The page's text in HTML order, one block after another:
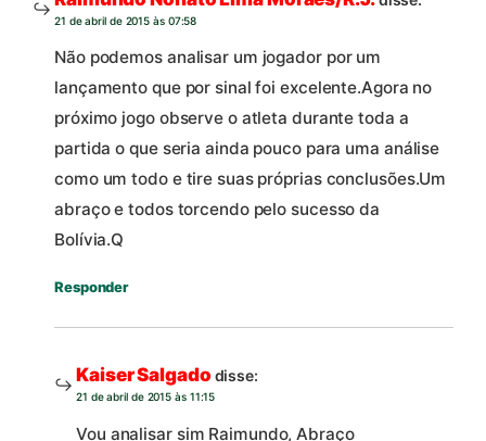
21 de abril de 2015 às 07:58
Não podemos analisar um jogador por um
lançamento que por sinal foi excelente.Agora no
próximo jogo observe o atleta durante toda a
partida o que seria ainda pouco para uma análise
como um todo e tire suas próprias conclusões.Um
abraço e todos torcendo pelo sucesso da
Bolívia.Q
Responder
Kaiser Salgado disse:
21 de abril de 2015 às 11:15
Vou analisar sim Raimundo, Abraço